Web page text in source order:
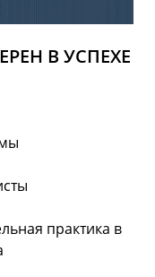
В УСПЕХЕ
практика в